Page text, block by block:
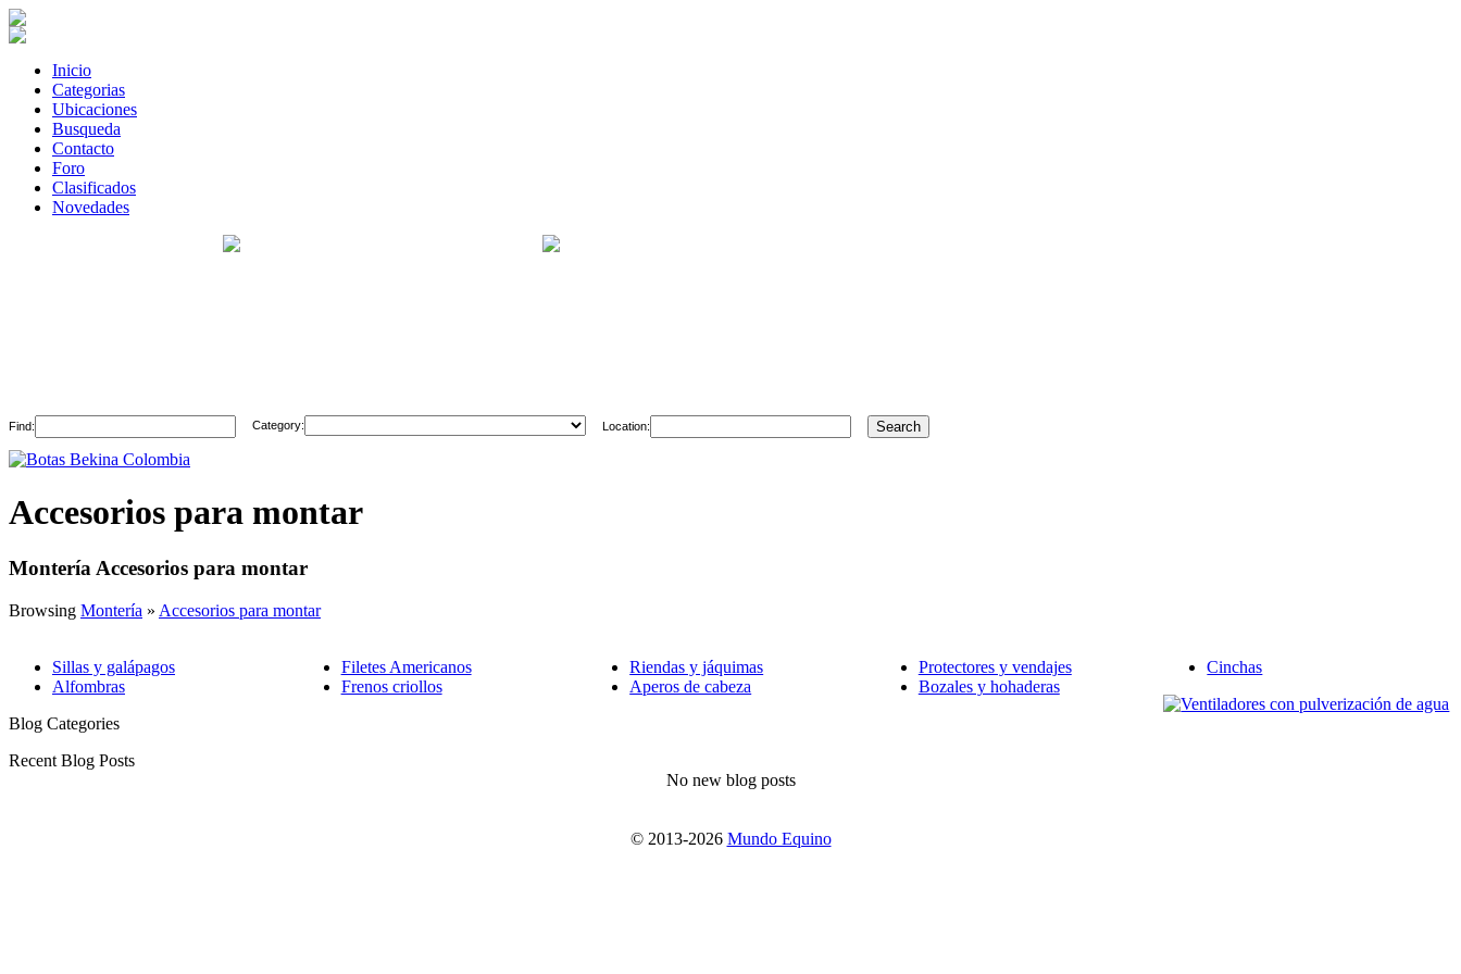
Inicio
Categorias
Ubicaciones
Busqueda
Contacto
Foro
Clasificados
Novedades
Find: Category: Location:
Accesorios para montar
Montería Accesorios para montar
Browsing Montería » Accesorios para montar
Sillas y galápagos
Alfombras
Filetes Americanos
Frenos criollos
Riendas y jáquimas
Aperos de cabeza
Protectores y vendajes
Bozales y hohaderas
Cinchas
Blog Categories
Recent Blog Posts
No new blog posts
© 2013-2026 Mundo Equino